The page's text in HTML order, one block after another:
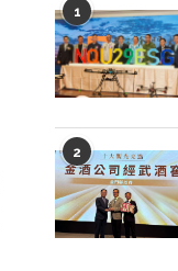
1
2